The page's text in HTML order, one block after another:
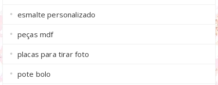
esmalte personalizado
peças mdf
placas para tirar foto
pote bolo